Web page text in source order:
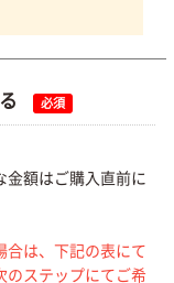
必須
額はご購入直前に
は、下記の表にて
のステップにてご希